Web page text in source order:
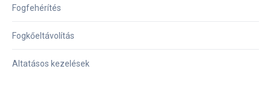
Fogfehérítés
Fogkőeltávolítás
Altatásos kezelések